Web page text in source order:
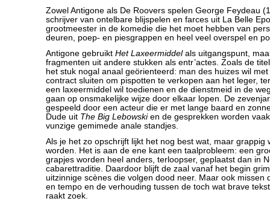
Zowel Antigone als De Roovers spelen George Feydeau
schrijver van ontelbare blijspelen en farces uit La Belle
grootmeester in de komedie die het moet hebben van
deuren, poep- en piesgrappen en heel veel overspel en
Antigone gebruikt Het Laxeermiddelals uitgangspunt,
fragmenten uit andere stukken als entr’actes. Zoals de
het stuk nogal anaal geörienteerd: man des huizes wil
contract sluiten om pispotten te verkopen aan het leger,
een laxeermiddel wil toedienen en de dienstmeid in de
gaan op onsmakelijke wijze door elkaar lopen. De
gespeeld door een acteur die er met lange baard en
Dude uit The Big Lebowskien de gesprekken worden
vunzige gemimede anale standjes.
Als je het zo opschrijft lijkt het nog best wat, maar grappig
worden. Het is aan de ene kant een taalprobleem: een
grapjes worden heel anders, terloopser, geplaatst dan in
cabarettraditie. Daardoor blijft de zaal vanaf het begin
uitzinnige scènes die volgen dood neer. Maar ook missen
en tempo en de verhouding tussen de toch wat brave
raakt zoek.